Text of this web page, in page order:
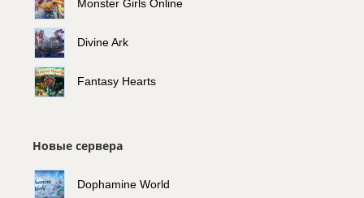
Monster Girls Online
Divine Ark
Fantasy Hearts
Новые сервера
Dophamine World